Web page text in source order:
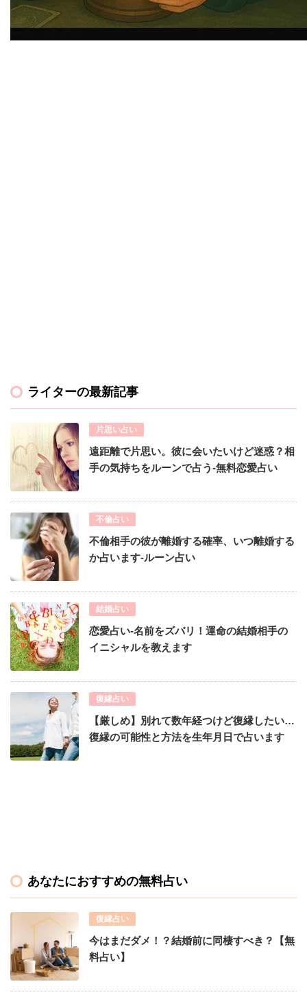
ライターの最新記事
片思い占い
遠距離で片思い。彼に会いたいけど迷惑？相
手の気持ちをルーンで占う-無料恋愛占い
不倫占い
不倫相手の彼が離婚する確率、いつ離婚する
か占います-ルーン占い
結婚占い
恋愛占い-名前をズバリ！運命の結婚相手の
イニシャルを教えます
復縁占い
【厳しめ】別れて数年経つけど復縁したい…
復縁の可能性と方法を生年月日で占います
あなたにおすすめの無料占い
復縁占い
今はまだダメ！？結婚前に同棲すべき？【無
料占い】